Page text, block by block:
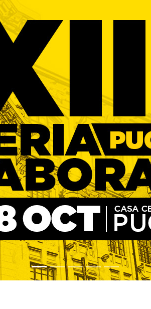
empresas con